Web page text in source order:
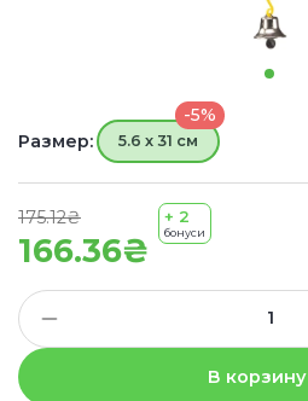
166.36₴
175.12₴ + 2
бонуси
Размер:
-5%
5.6 х 31 см
В корзину